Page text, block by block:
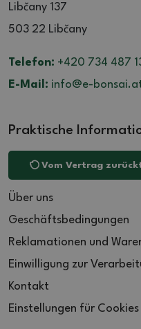
Libčany 137
503 22 Libčany
Telefon: +420 734 487
E-Mail: info@e-
Praktische
Vom Vertrag
Über uns
Geschäftsbedingungen
Reklamationen und
Einwilligung zur
Kontakt
Einstellungen für Cookies